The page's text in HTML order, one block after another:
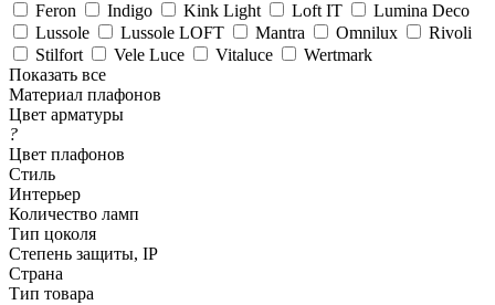
Feron
Indigo Kink Light Loft IT
Lumina Deco
Lussole
Lussole LOFT Mantra Omnilux
Rivoli
Stilfort
Vele Luce Vitaluce
Wertmark
Показать все
Материал плафонов
Цвет арматуры
?
Цвет плафонов
Стиль
Интерьер
Количество ламп
Тип цоколя
Степень защиты, IP
Страна
Тип товара